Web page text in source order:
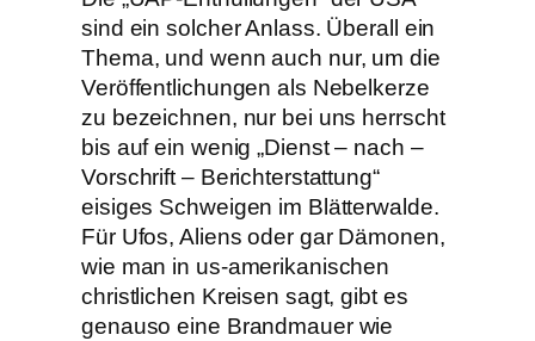
sind ein solcher Anlass. Überall ein
Thema, und wenn auch nur, um die
Veröffentlichungen als Nebelkerze
zu bezeichnen, nur bei uns herrscht
bis auf ein wenig „Dienst – nach –
Vorschrift – Berichterstattung“
eisiges Schweigen im Blätterwalde.
Für Ufos, Aliens oder gar Dämonen,
wie man in us-amerikanischen
christlichen Kreisen sagt, gibt es
genauso eine Brandmauer wie